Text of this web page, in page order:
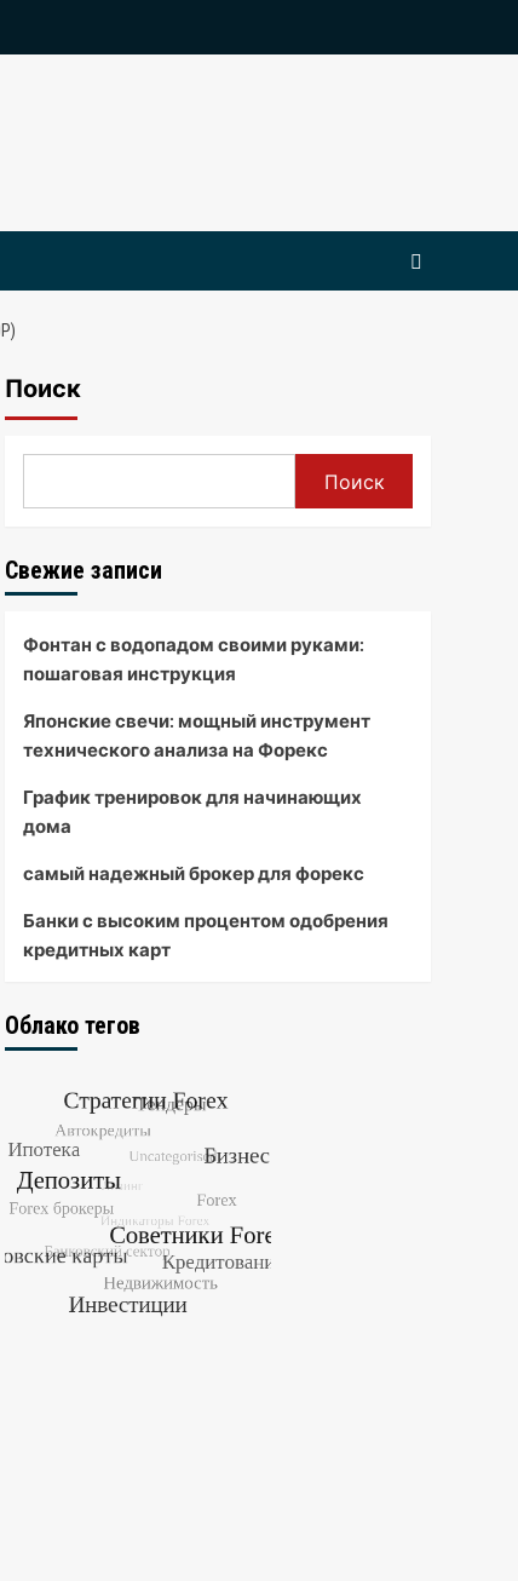
Поиск
Поиск
Свежие записи
Фонтан с водопадом своими руками:
пошаговая инструкция
Японские свечи: мощный инструмент
технического анализа на Форекс
График тренировок для начинающих
дома
самый надежный брокер для форекс
Банки с высоким процентом одобрения
кредитных карт
Облако тегов